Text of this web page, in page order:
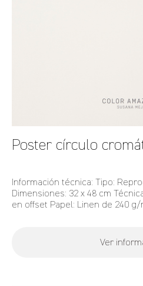
Poster círculo
Información técnica: Tipo:
Dimensiones: 32 x 48 cm
en offset Papel: Linen de 240 g/
Ver